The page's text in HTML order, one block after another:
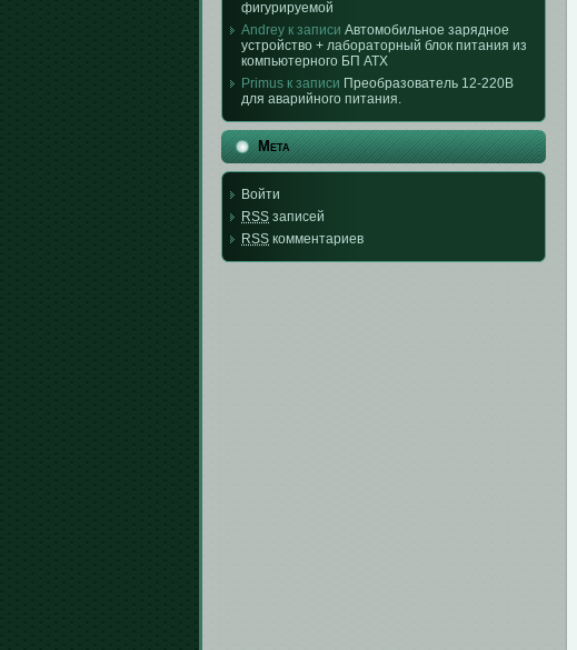
фигурируемой
Andrey к записи Автомобильное зарядное
устройство + лабораторный блок питания из
компьютерного БП АТХ
Primus к записи Преобразователь 12-220В
для аварийного питания.
Мета
Войти
RSS записей
RSS комментариев